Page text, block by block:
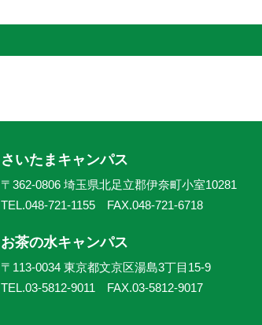
さいたまキャンパス
〒362-0806 埼玉県北足立郡伊奈町小室10281
TEL.048-721-1155 FAX.048-721-6718
お茶の水キャンパス
〒113-0034 東京都文京区湯島3丁目15-9
TEL.03-5812-9011 FAX.03-5812-9017